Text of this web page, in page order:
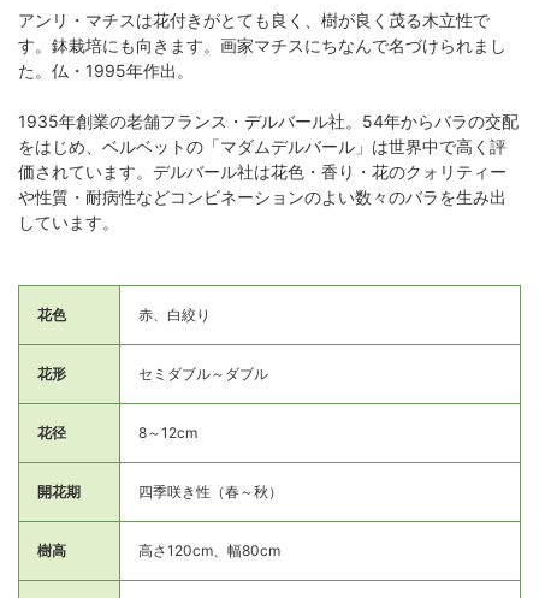
アンリ・マチスは花付きがとても良く、樹が良く茂る木立性で
す。鉢栽培にも向きます。画家マチスにちなんで名づけられまし
た。仏・1995年作出。
1935年創業の老舗フランス・デルバール社。54年からバラの交配
をはじめ、ベルベットの「マダムデルバール」は世界中で高く評
価されています。デルバール社は花色・香り・花のクォリティー
や性質・耐病性などコンビネーションのよい数々のバラを生み出
しています。
花色 赤、白絞り
花形 セミダブル～ダブル
花径 8～12cm
開花期 四季咲き性（春～秋）
樹高 高さ120cm、幅80cm